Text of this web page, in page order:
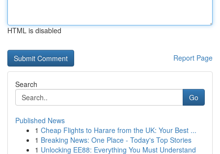
HTML is disabled
Report Page
Search
Go
Published News
1 Cheap Flights to Harare from the UK: Your Best ...
1 Breaking News: One Place - Today's Top Stories
1 Unlocking EE88: Everything You Must Understand